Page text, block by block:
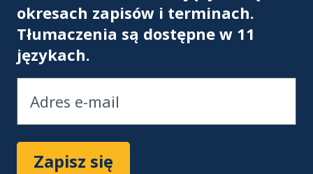
okresach zapisów i terminach.
Tłumaczenia są dostępne w 11
językach.
Zapisz się